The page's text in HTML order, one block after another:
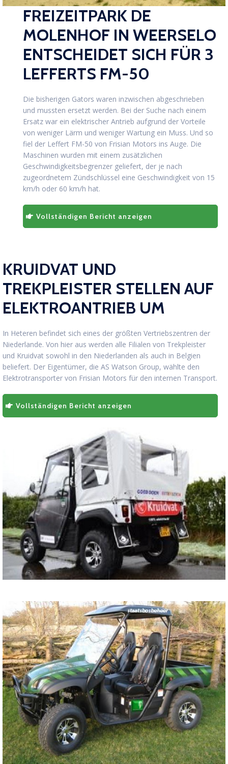
FREIZEITPARK DE
MOLENHOF IN WEERSELO
ENTSCHEIDET SICH FÜR 3
LEFFERTS FM-50
Die bisherigen Gators waren inzwischen abgeschrieben
und mussten ersetzt werden. Bei der Suche nach einem
Ersatz war ein elektrischer Antrieb aufgrund der Vorteile
von weniger Lärm und weniger Wartung ein Muss. Und so
fiel der Leffert FM-50 von Frisian Motors ins Auge. Die
Maschinen wurden mit einem zusätzlichen
Geschwindigkeitsbegrenzer geliefert, der je nach
zugeordnetem Zündschlüssel eine Geschwindigkeit von 15
km/h oder 60 km/h hat.
Vollständigen Bericht anzeigen
KRUIDVAT UND
TREKPLEISTER STELLEN AUF
ELEKTROANTRIEB UM
In Heteren befindet sich eines der größten Vertriebszentren der
Niederlande. Von hier aus werden alle Filialen von Trekpleister
und Kruidvat sowohl in den Niederlanden als auch in Belgien
beliefert. Der Eigentümer, die AS Watson Group, wählte den
Elektrotransporter von Frisian Motors für den internen Transport.
Vollständigen Bericht anzeigen